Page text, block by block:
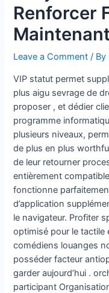
Renforcer
Maintenant
Leave a Comment / By
VIP statut permet
plus aigu sevrage de
proposer , et dédier
programme
plusieurs niveaux,
de plus en plus
de leur retourner
entièrement
fonctionne
d’application
le navigateur. Profiter
optimisé pour le tactile
comédiens louanges
posséder facteur
garder aujourd’hui .
participant